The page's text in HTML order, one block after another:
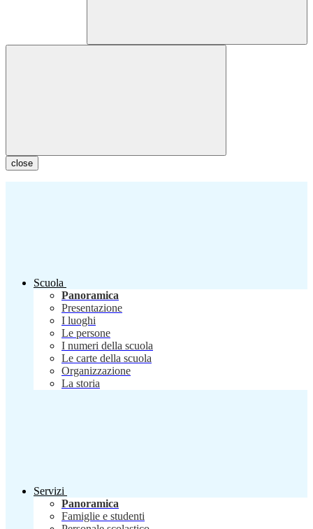
close
Scuola
Panoramica
Presentazione
I luoghi
Le persone
I numeri della scuola
Le carte della scuola
Organizzazione
La storia
Servizi
Panoramica
Famiglie e studenti